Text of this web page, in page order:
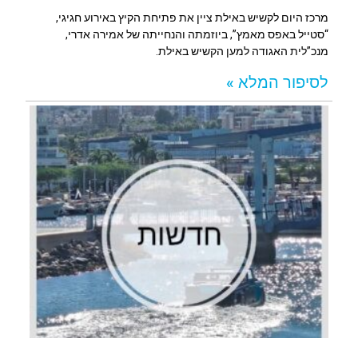
מרכז היום לקשיש באילת ציין את פתיחת הקיץ באירוע חגיגי,
“סטייל באפס מאמץ”, ביוזמתה והנחייתה של אמירה אדרי,
מנכ”לית האגודה למען הקשיש באילת.
לסיפור המלא »